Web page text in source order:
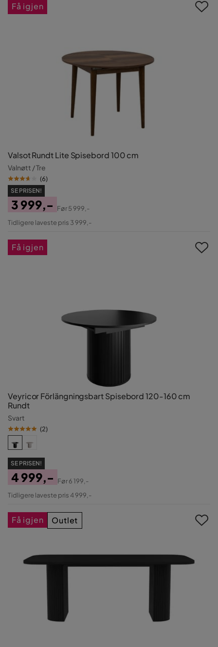
Valsot Rundt Lite Spisebord 100 cm
Valnøtt / Tre
(6)
SE PRISEN!
Pris
3 999,-
Original
Før5 999,-
Tidligere laveste pris 3 999,-
Få igjen
Veyricor Förlängningsbart Spisebord 120-160 cm
Rundt
Svart
(2)
SE PRISEN!
Pris
4 999,-
Original
Før6 199,-
Tidligere laveste pris 4 999,-
Få igjen
Få igjen Outlet